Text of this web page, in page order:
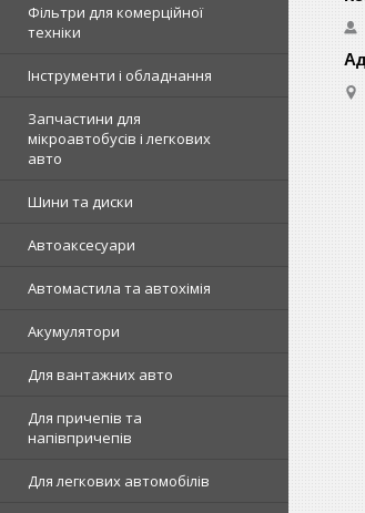
Фільтри для комерційної
техніки
Інструменти і обладнання
Запчастини для
мікроавтобусів і легкових
авто
Шини та диски
Автоаксесуари
Автомастила та автохімія
Акумулятори
Для вантажних авто
Для причепів та
напівпричепів
Для легкових автомобілів